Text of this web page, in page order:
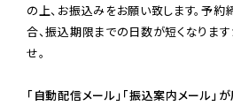
の上、お振込みをお願い致します。予
合、振込期限までの日数が短くなりま
せ。
「自動配信メール」「振込案内メール」